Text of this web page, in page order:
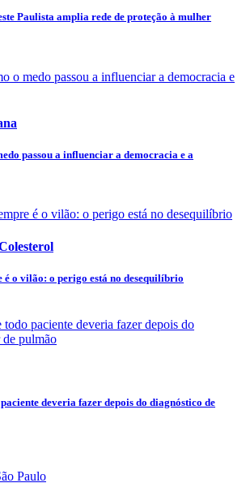
Paulista amplia rede de proteção à mulher
passou a influenciar a democracia e a
é o vilão: o perigo está no desequilíbrio
deveria fazer depois do diagnóstico de